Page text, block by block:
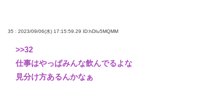
35 : 2023/09/06(水) 17:15:59.29 ID:hDIu5MQMM
>>32
仕事はやっぱみんな飲んでるよな
見分け方あるんかなぁ